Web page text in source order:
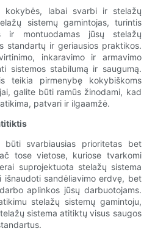
kokybės, labai svarbi ir stelažų
sistemų gamintojas, turintis
ir montuodamas jūsų stelažų
standartų ir geriausios praktikos.
inkaravimo ir armavimo
sistemos stabilumą ir saugumą.
teikia pirmenybę kokybiškoms
galite būti ramūs žinodami, kad
patvari ir ilgaamžė.
būti svarbiausias prioritetas bet
tose vietose, kuriose tvarkomi
suprojektuota stelažų sistema
išnaudoti sandėliavimo erdvę, bet
aplinkos jūsų darbuotojams.
stelažų sistemų gamintoju,
sistema atitiktų visus saugos